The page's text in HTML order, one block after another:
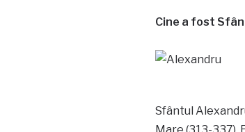
Cine a fost
Sfântul
Mare (313-337).